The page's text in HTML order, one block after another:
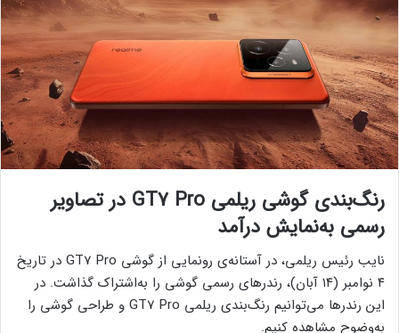
رنگ‌بندی گوشی ریلمی GT7 Pro در تصاویر
رسمی به‌نمایش درآمد
نایب رئیس ریلمی، در آستانه‌ی رونمایی از گوشی‌ GT7 Pro در تاریخ
۴ نوامبر (۱۴ آبان)، رندرهای رسمی گوشی را به‌اشتراک گذاشت. در
این رندرها می‌توانیم رنگ‌بندی ریلمی GT7 Pro و طراحی گوشی را
به‌وضوح مشاهده کنیم.